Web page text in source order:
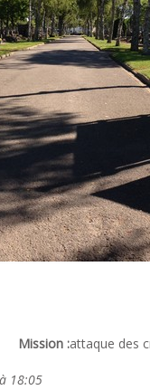
Mission :attaque des
18:05